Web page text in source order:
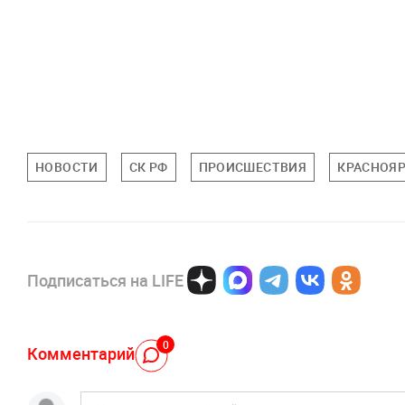
НОВОСТИ СК РФ ПРОИСШЕСТВИЯ
Подписаться на LIFE
Комментарий 0